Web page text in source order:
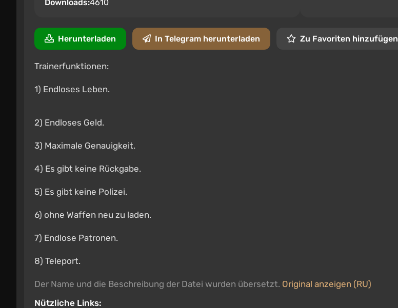
Downloads:4610
Herunterladen In Telegram herunterladen Zu Favoriten hinzufügen
Trainerfunktionen:
1) Endloses Leben.
2) Endloses Geld.
3) Maximale Genauigkeit.
4) Es gibt keine Rückgabe.
5) Es gibt keine Polizei.
6) ohne Waffen neu zu laden.
7) Endlose Patronen.
8) Teleport.
Der Name und die Beschreibung der Datei wurden übersetzt. Original anzeigen (RU)
Nützliche Links: